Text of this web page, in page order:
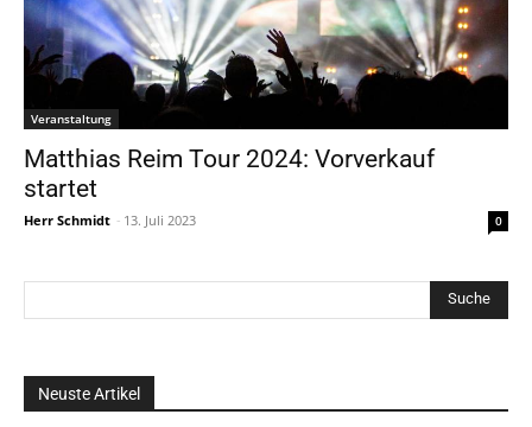
Veranstaltung
Matthias Reim Tour 2024: Vorverkauf
startet
Herr Schmidt - 13. Juli 2023 0
Neuste Artikel